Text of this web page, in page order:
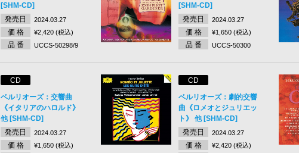
[SHM-CD]
発売日
2024.03.27
価 格 ¥2,420 (税込)
品 番 UCCS-50298/9
[SHM-CD]
発売日
2024.03.27
価 格 ¥1,650 (税込)
品 番 UCCS-50300
CD
ベルリオーズ：交響曲
《イタリアのハロルド》
他 [SHM-CD]
発売日
2024.03.27
価 格 ¥1,650 (税込)
CD
ベルリオーズ：劇的交響
曲《ロメオとジュリエッ
ト》 他 [SHM-CD]
発売日
2024.03.27
価 格 ¥2,420 (税込)